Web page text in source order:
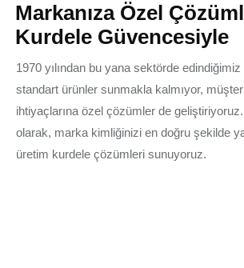
Markanıza Özel
Kurdele Güvencesiyle
1970 yılından bu yana sektörde
standart ürünler sunmakla kalmıyor,
ihtiyaçlarına özel çözümler de
olarak, marka kimliğinizi en doğru şekilde
üretim kurdele çözümleri sunuyoruz.